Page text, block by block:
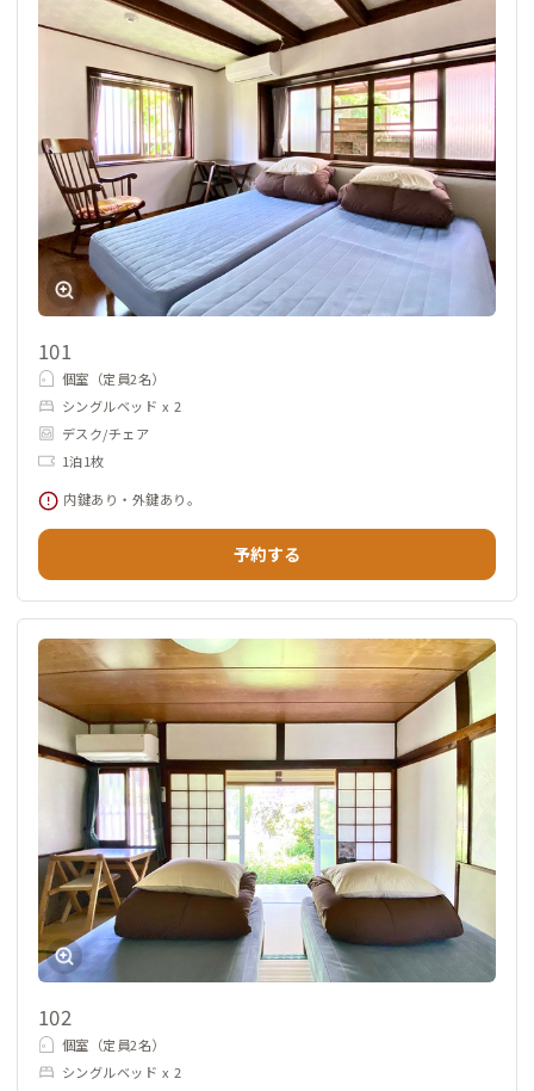
101
個室（定員2名）
シングルベッド x 2
デスク/チェア
1泊1枚
内鍵あり・外鍵あり。
予約する
102
個室（定員2名）
シングルベッド x 2